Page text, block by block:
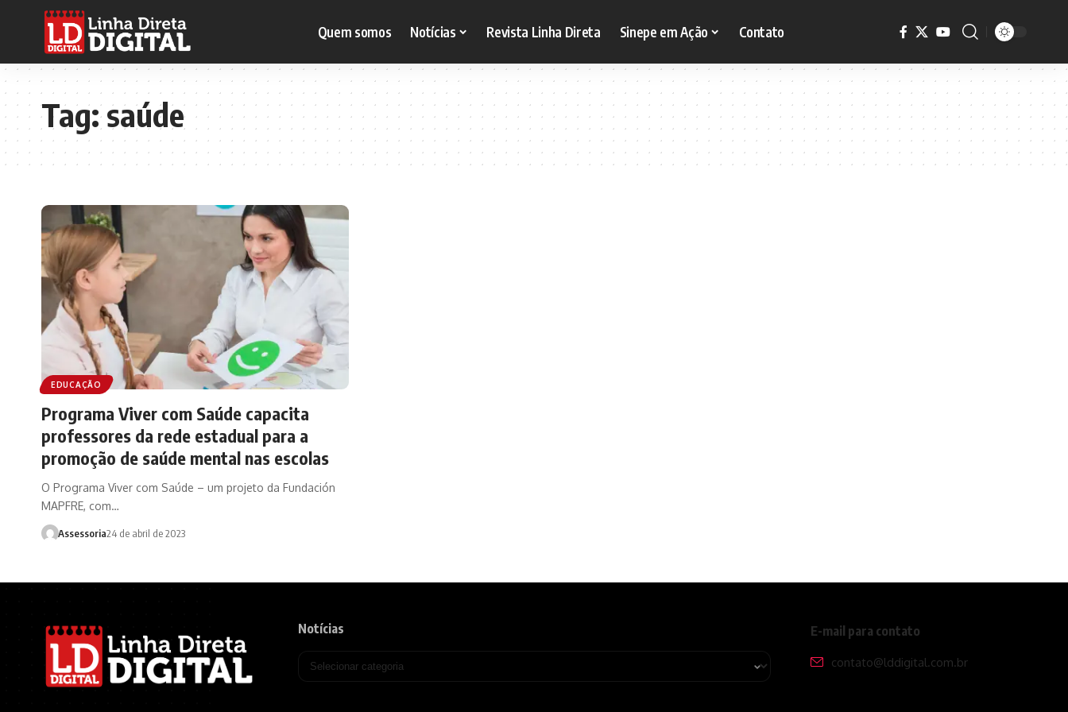
Quem somos Notícias Revista Linha Direta Sinepe em Ação Contato
Tag:saúde
EDUCAÇÃO
Programa Viver com Saúde capacita
professores da rede estadual para a
promoção de saúde mental nas escolas
O Programa Viver com Saúde – um projeto da Fundación
MAPFRE, com…
Assessoria24 de abril de 2023
Notícias E-mail para contato
contato@lddigital.com.br